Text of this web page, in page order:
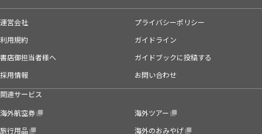
運営会社
プライバシーポリシー
利用規約
ガイドライン
書店御担当者様へ
ガイドブックに投稿する
採用情報
お問い合わせ
関連サービス
海外航空券
海外ツアー
旅行用品
海外のおみやげ